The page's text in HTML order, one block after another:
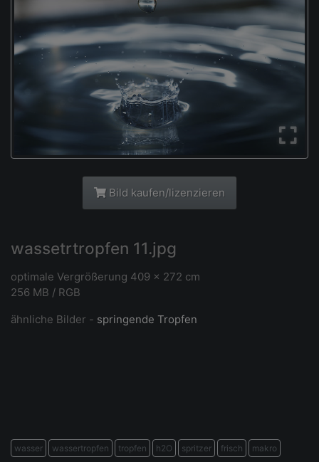
Bild kaufen/lizenzieren
wassetrtropfen 11.jpg
optimale Vergrößerung 409 x 272 cm
256 MB / RGB
ähnliche Bilder - springende Tropfen
wasser wassertropfen tropfen h2O spritzer frisch makro